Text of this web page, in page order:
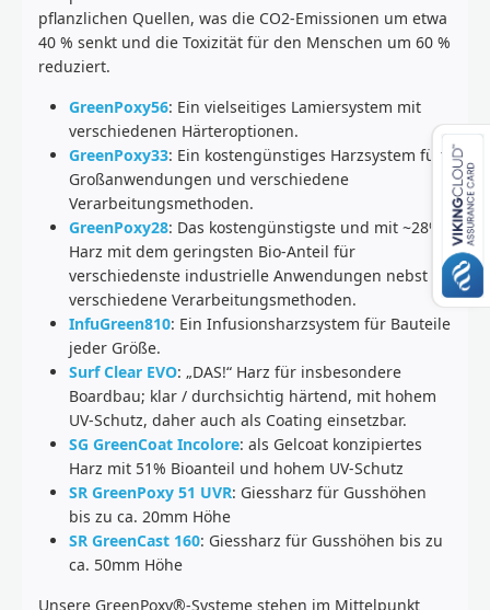
pflanzlichen Quellen, was die CO2-Emissionen um etwa
40 % senkt und die Toxizität für den Menschen um 60 %
reduziert.
GreenPoxy56: Ein vielseitiges Lamiersystem mit
verschiedenen Härteroptionen.
GreenPoxy33: Ein kostengünstiges Harzsystem für
Großanwendungen und verschiedene
Verarbeitungsmethoden.
GreenPoxy28: Das kostengünstigste und mit ~28%
Harz mit dem geringsten Bio-Anteil für
verschiedenste industrielle Anwendungen nebst
verschiedene Verarbeitungsmethoden.
InfuGreen810: Ein Infusionsharzsystem für Bauteile
jeder Größe.
Surf Clear EVO: „DAS!“ Harz für insbesondere
Boardbau; klar / durchsichtig härtend, mit hohem
UV-Schutz, daher auch als Coating einsetzbar.
SG GreenCoat Incolore: als Gelcoat konzipiertes
Harz mit 51% Bioanteil und hohem UV-Schutz
SR GreenPoxy 51 UVR: Giessharz für Gusshöhen
bis zu ca. 20mm Höhe
SR GreenCast 160: Giessharz für Gusshöhen bis zu
ca. 50mm Höhe
Unsere GreenPoxy®-Systeme stehen im Mittelpunkt